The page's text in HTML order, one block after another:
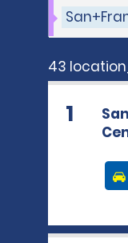
43
1